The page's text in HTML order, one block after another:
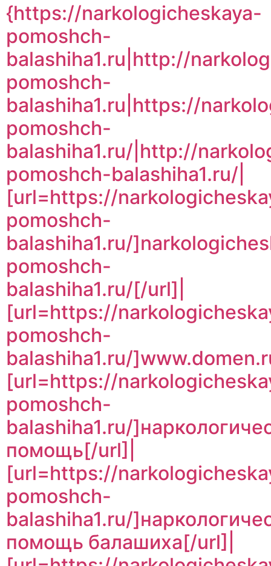
{https://narkologicheskaya-
pomoshch-
balashiha1.ru|http://
pomoshch-
balashiha1.ru|https://
pomoshch-
balashiha1.ru/|http://
pomoshch-balashiha1.ru/|
[url=https://
pomoshch-
balashiha1.ru/
pomoshch-
balashiha1.ru/[/url]|
[url=https://
pomoshch-
balashiha1.ru/
[url=https://
pomoshch-
balashiha1.ru/
помощь[/url]|
[url=https://
pomoshch-
balashiha1.ru/
помощь балашиха[/url]|